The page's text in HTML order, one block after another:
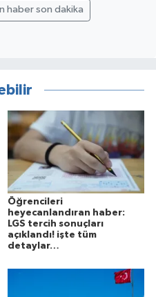
haber son dakika
Öğrencileri
heyecanlandıran haber:
LGS tercih sonuçları
açıklandı! işte tüm
detaylar…